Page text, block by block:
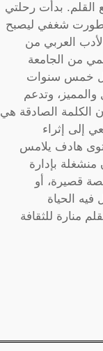
القلم. بدأت رحلتي
شغفي ليصبح
العربي من
من الجامعة
خمس سنوات
وتدعم
الكلمة الصادقة هي
إلى إثراء
هادف يلامس
بإدارة
قصيرة، أو
الحياة
منارة للثقافة